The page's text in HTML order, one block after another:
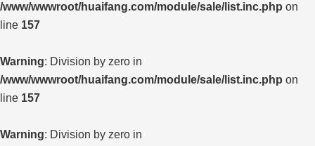
/www/wwwroot/huaifang.com/module/sale/list.inc.php on
line 157
Warning: Division by zero in
/www/wwwroot/huaifang.com/module/sale/list.inc.php on
line 157
Warning: Division by zero in